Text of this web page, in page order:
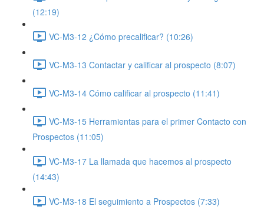
(12:19)
VC-M3-12 ¿Cómo precalificar? (10:26)
VC-M3-13 Contactar y calificar al prospecto (8:07)
VC-M3-14 Cómo calificar al prospecto (11:41)
VC-M3-15 Herramientas para el primer Contacto con
Prospectos (11:05)
VC-M3-17 La llamada que hacemos al prospecto
(14:43)
VC-M3-18 El seguimiento a Prospectos (7:33)